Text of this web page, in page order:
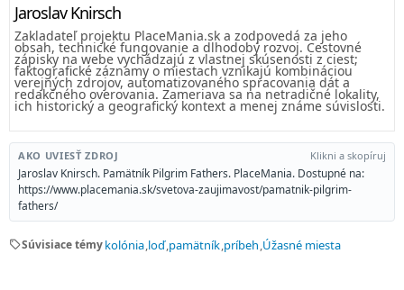
Jaroslav Knirsch
Zakladateľ projektu PlaceMania.sk a zodpovedá za jeho
obsah, technické fungovanie a dlhodobý rozvoj. Cestovné
zápisky na webe vychádzajú z vlastnej skúsenosti z ciest;
faktografické záznamy o miestach vznikajú kombináciou
verejných zdrojov, automatizovaného spracovania dát a
redakčného overovania. Zameriava sa na netradičné lokality,
ich historický a geografický kontext a menej známe súvislosti.
AKO UVIESŤ ZDROJ Klikni a skopíruj
Jaroslav Knirsch. Pamätník Pilgrim Fathers. PlaceMania. Dostupné na:
https://www.placemania.sk/svetova-zaujimavost/pamatnik-pilgrim-
fathers/
sellSúvisiace témykolónia loď pamätník príbeh Úžasné miesta